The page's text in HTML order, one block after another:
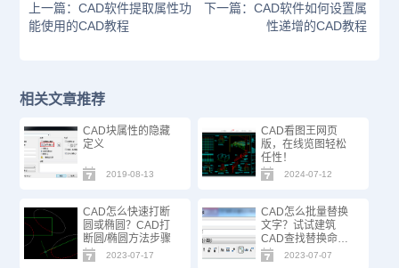
上一篇：CAD软件提取属性功
能使用的CAD教程
下一篇：CAD软件如何设置属
性递增的CAD教程
相关文章推荐
CAD块属性的隐藏
定义
2019-08-13
CAD看图王网页
版，在线览图轻松
任性！
2024-07-12
CAD怎么快速打断
圆或椭圆？CAD打
断圆/椭圆方法步骤
2023-07-17
CAD怎么批量替换
文字？试试建筑
CAD查找替换命
令！
2023-07-07